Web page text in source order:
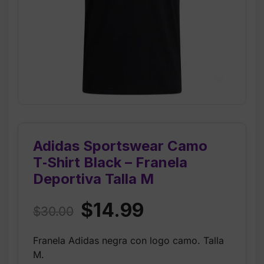
Adidas Sportswear Camo
T‑Shirt Black – Franela
Deportiva Talla M
$30.00 Original
was:
$14.99
is:
Franela Adidas negra con logo camo. Talla
M.